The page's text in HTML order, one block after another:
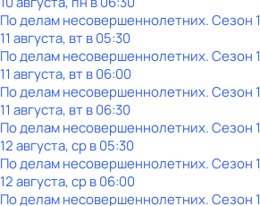
По делам несовершеннолетних. Сезон 1
11 августа, вт в 05:30
По делам несовершеннолетних. Сезон 1
11 августа, вт в 06:00
По делам несовершеннолетних. Сезон 1
11 августа, вт в 06:30
По делам несовершеннолетних. Сезон 1
12 августа, ср в 05:30
По делам несовершеннолетних. Сезон 1
12 августа, ср в 06:00
По делам несовершеннолетних. Сезон 1